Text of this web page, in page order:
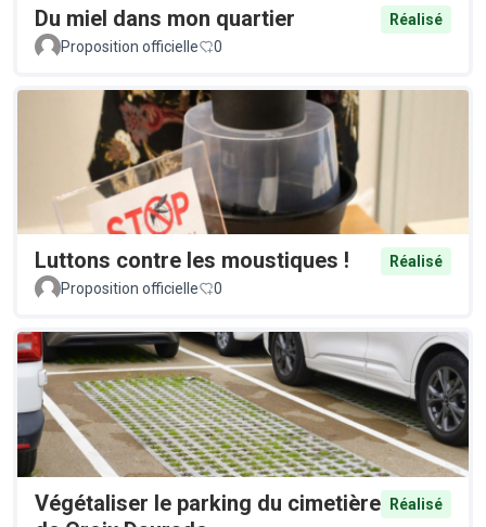
Du miel dans mon quartier
Réalisé
Proposition officielle
0
Luttons contre les moustiques !
Réalisé
Proposition officielle
0
Végétaliser le parking du cimetière Réalisé